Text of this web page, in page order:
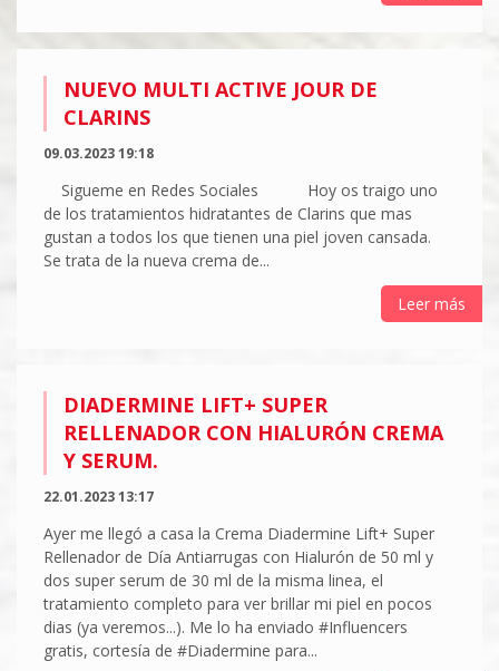
NUEVO MULTI ACTIVE JOUR DE
CLARINS
09.03.2023 19:18
Sigueme en Redes Sociales Hoy os traigo uno
de los tratamientos hidratantes de Clarins que mas
gustan a todos los que tienen una piel joven cansada.
Se trata de la nueva crema de...
Leer más
DIADERMINE LIFT+ SUPER
RELLENADOR CON HIALURÓN CREMA
Y SERUM.
22.01.2023 13:17
Ayer me llegó a casa la Crema Diadermine Lift+ Super
Rellenador de Día Antiarrugas con Hialurón de 50 ml y
dos super serum de 30 ml de la misma linea, el
tratamiento completo para ver brillar mi piel en pocos
dias (ya veremos...). Me lo ha enviado #Influencers
gratis, cortesía de #Diadermine para...